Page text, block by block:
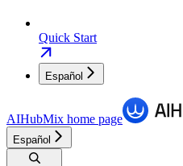
Quick Start
Español
AIHubMix home page
Español